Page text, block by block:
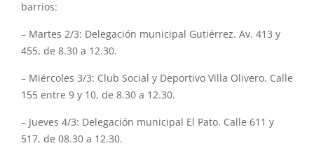
barrios:
– Martes 2/3: Delegación municipal Gutiérrez. Av. 413 y
455, de 8.30 a 12.30.
– Miércoles 3/3: Club Social y Deportivo Villa Olivero. Calle
155 entre 9 y 10, de 8.30 a 12.30.
– Jueves 4/3: Delegación municipal El Pato. Calle 611 y
517, de 08.30 a 12.30.